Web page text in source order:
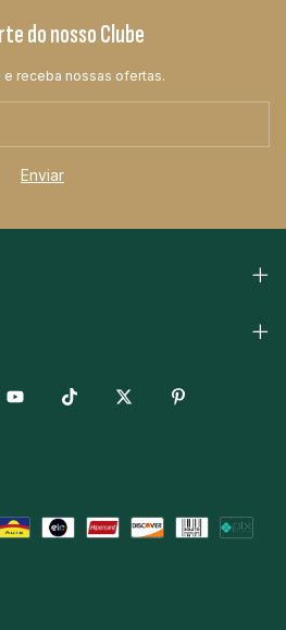
do nosso Clube
receba nossas ofertas.